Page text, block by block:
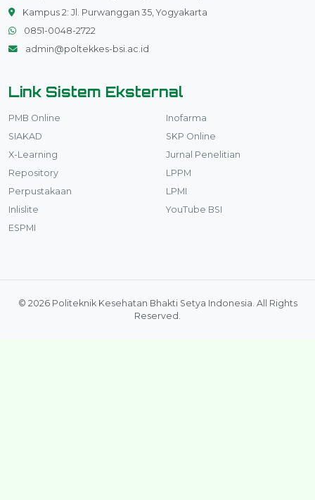
Kampus 2: Jl. Purwanggan 35, Yogyakarta
0851-0048-2722
admin@poltekkes-bsi.ac.id
Link Sistem Eksternal
PMB Online
SIAKAD
X-Learning
Repository
Perpustakaan
Inlislite
ESPMI
Inofarma
SKP Online
Jurnal Penelitian
LPPM
LPMI
YouTube BSI
© 2026 Politeknik Kesehatan Bhakti Setya Indonesia. All Rights
Reserved.